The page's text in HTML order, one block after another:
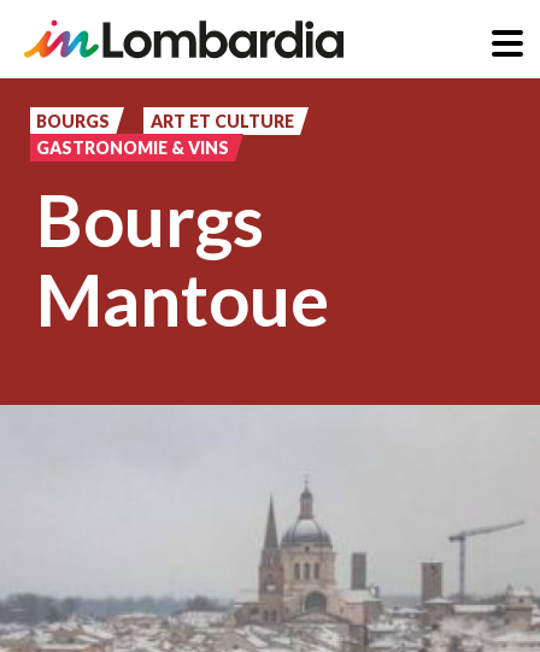
contenu
principal
BOURGS
ART ET CULTURE
GASTRONOMIE & VINS
Bourgs
Mantoue